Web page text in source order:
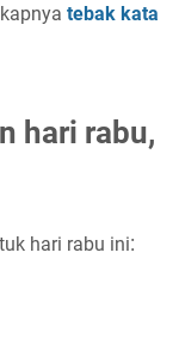
tebak kata
hari rabu,
hari rabu ini: